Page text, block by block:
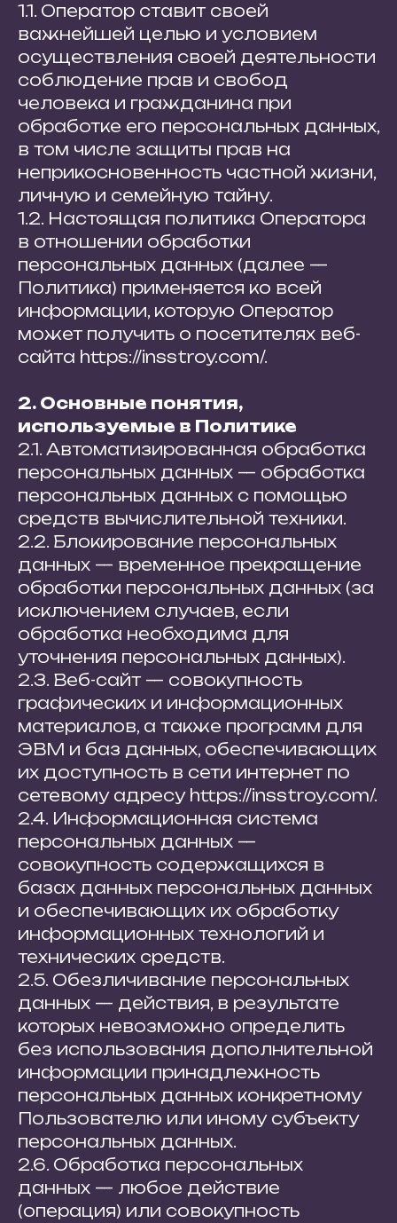
1.1. Оператор ставит своей
важнейшей целью и условием
осуществления своей деятельности
соблюдение прав и свобод
человека и гражданина при
обработке его персональных данных,
в том числе защиты прав на
неприкосновенность частной жизни,
личную и семейную тайну.
1.2. Настоящая политика Оператора
в отношении обработки
персональных данных (далее —
Политика) применяется ко всей
информации, которую Оператор
может получить о посетителях веб-
сайта https://insstroy.com/.
2. Основные понятия,
используемые в Политике
2.1. Автоматизированная обработка
персональных данных — обработка
персональных данных с помощью
средств вычислительной техники.
2.2. Блокирование персональных
данных — временное прекращение
обработки персональных данных (за
исключением случаев, если
обработка необходима для
уточнения персональных данных).
2.3. Веб-сайт — совокупность
графических и информационных
материалов, а также программ для
ЭВМ и баз данных, обеспечивающих
их доступность в сети интернет по
сетевому адресу https://insstroy.com/.
2.4. Информационная система
персональных данных —
совокупность содержащихся в
базах данных персональных данных
и обеспечивающих их обработку
информационных технологий и
технических средств.
2.5. Обезличивание персональных
данных — действия, в результате
которых невозможно определить
без использования дополнительной
информации принадлежность
персональных данных конкретному
Пользователю или иному субъекту
персональных данных.
2.6. Обработка персональных
данных — любое действие
(операция) или совокупность